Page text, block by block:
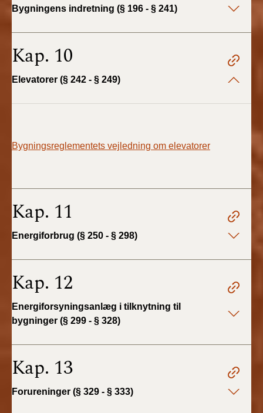
Tidligere BR (1961-
Bygningens indretning (§ 196 - § 241)
Kap. 10
Elevatorer (§ 242 - § 249)
Bygningsreglementets vejledning om elevatorer
Kap. 11
Energiforbrug (§ 250 - § 298)
Kap. 12
Energiforsyningsanlæg i tilknytning til
bygninger (§ 299 - § 328)
Kap. 13
Forureninger (§ 329 - § 333)